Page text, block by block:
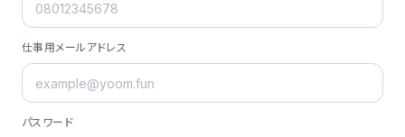
仕事用メールアドレス
パスワード